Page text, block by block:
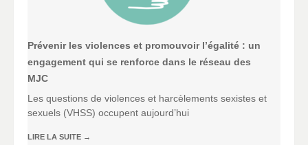
Prévenir les violences et promouvoir l’égalité : un
engagement qui se renforce dans le réseau des
MJC
Les questions de violences et harcèlements sexistes et
sexuels (VHSS) occupent aujourd’hui
LIRE LA SUITE →